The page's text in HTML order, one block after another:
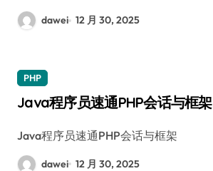
dawei 12 月 30, 2025
PHP
Java程序员速通PHP会话与框架
Java程序员速通PHP会话与框架
dawei 12 月 30, 2025